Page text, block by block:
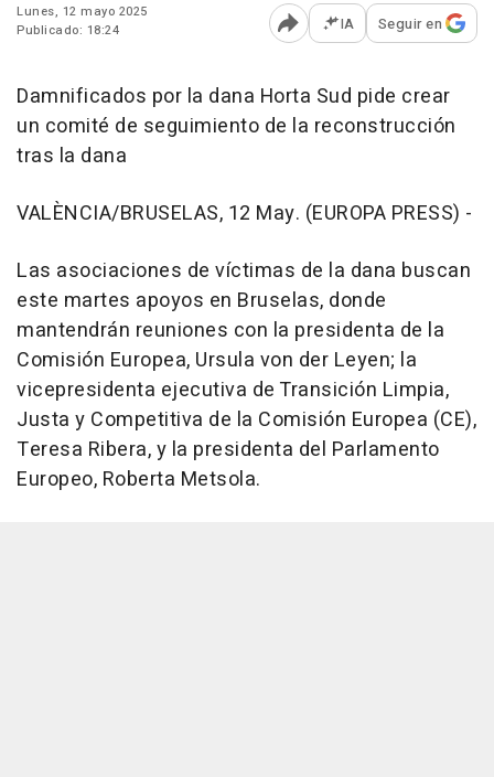
Lunes, 12 mayo 2025
Publicado: 18:24
Abrir opciones para
IA Seguir en
Damnificados por la dana Horta Sud pide crear
un comité de seguimiento de la reconstrucción
tras la dana
VALÈNCIA/BRUSELAS, 12 May. (EUROPA PRESS) -
Las asociaciones de víctimas de la dana buscan
este martes apoyos en Bruselas, donde
mantendrán reuniones con la presidenta de la
Comisión Europea, Ursula von der Leyen; la
vicepresidenta ejecutiva de Transición Limpia,
Justa y Competitiva de la Comisión Europea (CE),
Teresa Ribera, y la presidenta del Parlamento
Europeo, Roberta Metsola.